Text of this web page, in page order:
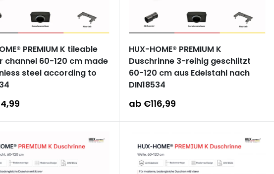
PREMIUM K tileable
channel 60-120 cm made
steel according to
HUX-HOME® PREMIUM K
Duschrinne 3-reihig geschlitzt
60-120 cm aus Edelstahl nach
DIN18534
Sonderpreis
ab €116,99